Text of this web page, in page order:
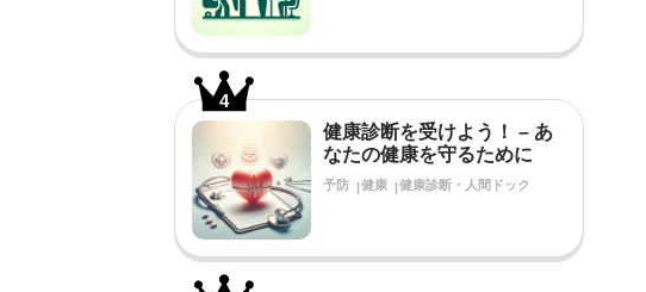
4
健康診断を受けよう！ – あ
なたの健康を守るために
予防 健康 健康診断・人間ドック